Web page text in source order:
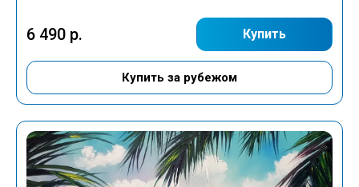
Купить
6 490 р.
Купить за рубежом